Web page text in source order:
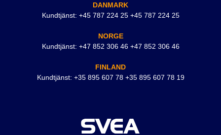
DANMARK
Kundtjänst: +45 787 224 25 +45 787 224 25
NORGE
Kundtjänst: +47 852 306 46 +47 852 306 46
FINLAND
Kundtjänst: +35 895 607 78 +35 895 607 78 19